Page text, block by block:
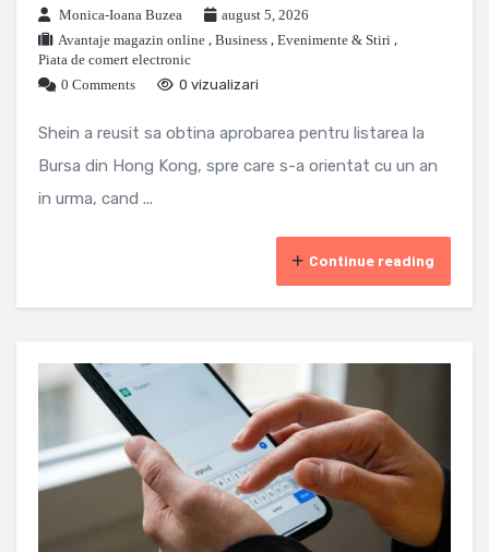
Monica-Ioana Buzea
august 5, 2026
Avantaje magazin online , Business , Evenimente & Stiri ,
Piata de comert electronic
0 Comments
0 vizualizari
Shein a reusit sa obtina aprobarea pentru listarea la
Bursa din Hong Kong, spre care s-a orientat cu un an
in urma, cand ...
Continue reading